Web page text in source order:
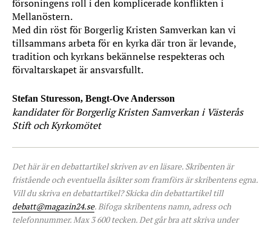
försoningens roll i den komplicerade konflikten i
Mellanöstern.
Med din röst för Borgerlig Kristen Samverkan kan vi
tillsammans arbeta för en kyrka där tron är levande,
tradition och kyrkans bekännelse respekteras och
förvaltarskapet är ansvarsfullt.
Stefan Sturesson, Bengt-Ove Andersson
kandidater för Borgerlig Kristen Samverkan i Västerås
Stift och Kyrkomötet
Det här är en debattartikel skriven av en läsare. Skribenten är
fristående och eventuella åsikter som framförs är skribentens egna.
Vill du skriva en debattartikel? Skicka din debattartikel till
debatt@magazin24.se. Bifoga skribentens namn, adress och
telefonnummer. Max 3 600 tecken. Det går bra att skriva under